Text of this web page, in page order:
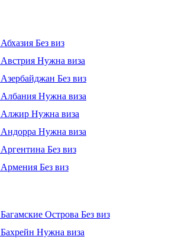
Абхазия Без виз
Австрия Нужна виза
Азербайджан Без виз
Албания Нужна виза
Алжир Нужна виза
Андорра Нужна виза
Аргентина Без виз
Армения Без виз
Багамские Острова Без виз
Бахрейн Нужна виза